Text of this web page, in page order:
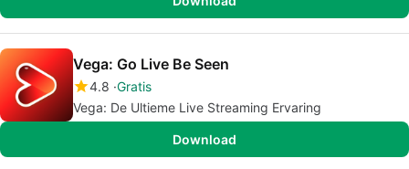
Vega: Go Live Be Seen
4.8 Gratis
Vega: De Ultieme Live Streaming Ervaring
Download